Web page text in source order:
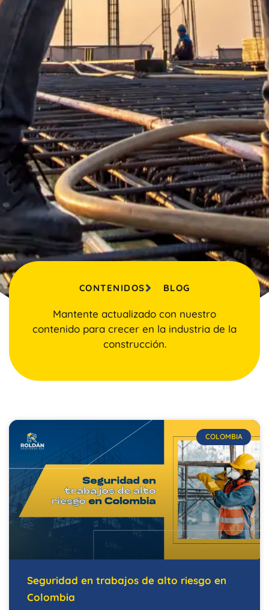
CONTENIDOS BLOG
Mantente actualizado con nuestro
contenido para crecer en la industria de la
construcción.
COLOMBIA
Seguridad en trabajos de alto riesgo en
Colombia